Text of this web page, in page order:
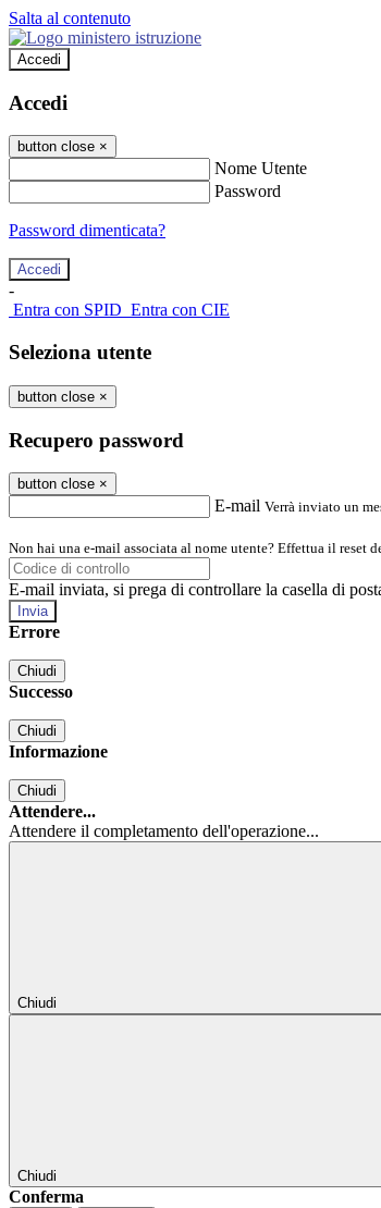
Salta al contenuto
Accedi
Accedi
button close ×
Nome Utente
Password
Password dimenticata?
-
Entra con SPID Entra con CIE
Seleziona utente
button close ×
Recupero password
button close ×
E-mail Verrà inviato un
Non hai una e-mail associata al nome utente? Effettua il reset
E-mail inviata, si prega di controllare la casella di
Errore
Chiudi
Successo
Chiudi
Informazione
Chiudi
Attendere...
Attendere il completamento dell'operazione...
Chiudi
Chiudi
Conferma